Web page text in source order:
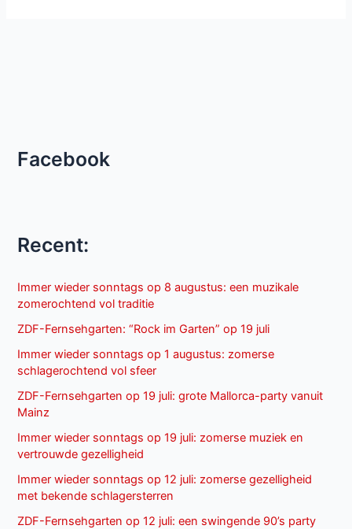
Facebook
Recent:
Immer wieder sonntags op 8 augustus: een muzikale
zomerochtend vol traditie
ZDF-Fernsehgarten: “Rock im Garten” op 19 juli
Immer wieder sonntags op 1 augustus: zomerse
schlagerochtend vol sfeer
ZDF-Fernsehgarten op 19 juli: grote Mallorca-party vanuit
Mainz
Immer wieder sonntags op 19 juli: zomerse muziek en
vertrouwde gezelligheid
Immer wieder sonntags op 12 juli: zomerse gezelligheid
met bekende schlagersterren
ZDF-Fernsehgarten op 12 juli: een swingende 90’s party